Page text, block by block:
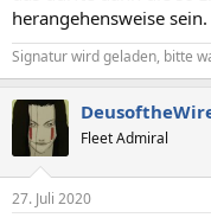
herangehensweise sein.
Signatur wird geladen, bitte
Fleet Admiral
27. Juli 2020